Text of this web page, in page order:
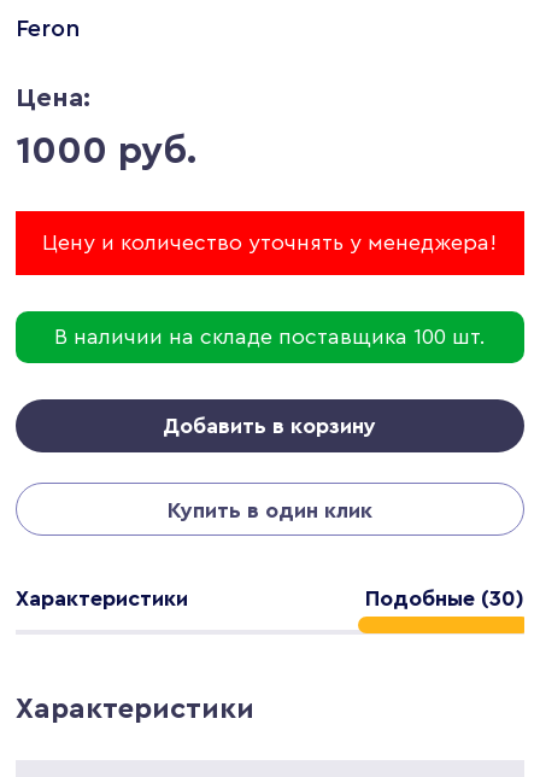
Feron
Цена:
1000 руб.
Цену и количество уточнять у менеджера!
В наличии на складе поставщика 100 шт.
Добавить в корзину
Купить в один клик
Характеристики Подобные (30)
Характеристики